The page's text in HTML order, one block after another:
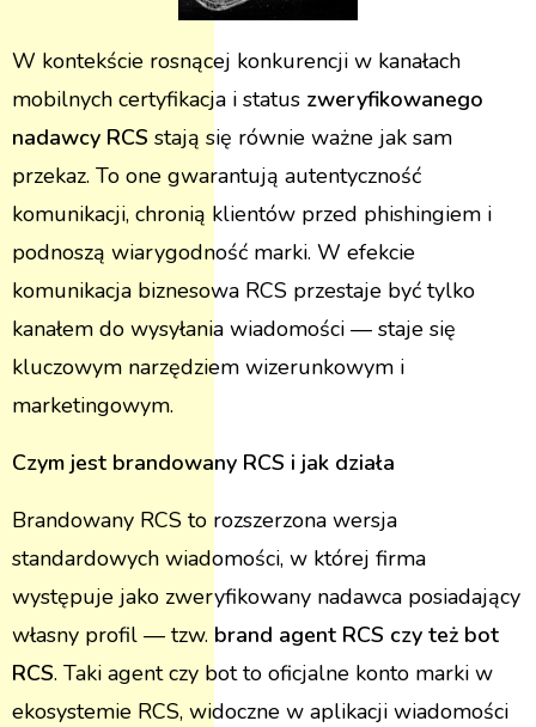
W kontekście rosnącej konkurencji w kanałach
mobilnych certyfikacja i status zweryfikowanego
nadawcy RCS stają się równie ważne jak sam
przekaz. To one gwarantują autentyczność
komunikacji, chronią klientów przed phishingiem i
podnoszą wiarygodność marki. W efekcie
komunikacja biznesowa RCS przestaje być tylko
kanałem do wysyłania wiadomości — staje się
kluczowym narzędziem wizerunkowym i
marketingowym.
Czym jest brandowany RCS i jak działa
Brandowany RCS to rozszerzona wersja
standardowych wiadomości, w której firma
występuje jako zweryfikowany nadawca posiadający
własny profil — tzw. brand agent RCS czy też bot
RCS. Taki agent czy bot to oficjalne konto marki w
ekosystemie RCS, widoczne w aplikacji wiadomości